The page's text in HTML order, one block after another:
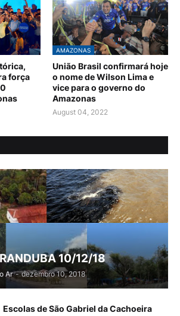
força
AMAZONAS
União Brasil confirmará hoje
o nome de Wilson Lima e
vice para o governo do
Amazonas
August 04, 2022
10/12/18
Ar - dezembro 10, 2018
Escolas de São Gabriel da Cachoeira